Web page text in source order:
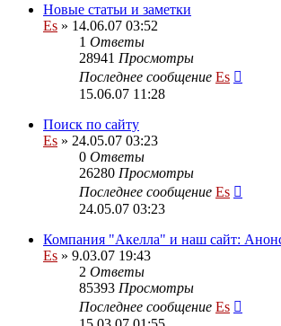
Новые статьи и заметки
Es » 14.06.07 03:52
1 Ответы
28941 Просмотры
Последнее сообщение Es
15.06.07 11:28
Поиск по сайту
Es » 24.05.07 03:23
0 Ответы
26280 Просмотры
Последнее сообщение Es
24.05.07 03:23
Компания "Акелла" и наш сайт: Анонс
Es » 9.03.07 19:43
2 Ответы
85393 Просмотры
Последнее сообщение Es